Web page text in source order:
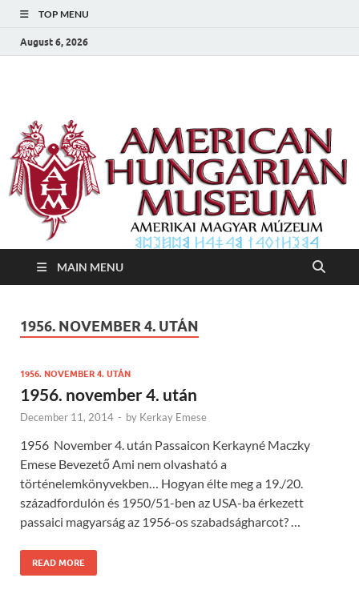
TOP MENU
August 6, 2026
Amerikai Magyar
Múzeum
MAIN MENU
1956. NOVEMBER 4. UTÁN
1956. NOVEMBER 4. UTÁN
1956. november 4. után
December 11, 2014 - by Kerkay Emese
1956 November 4. után Passaicon Kerkayné Maczky
Emese Bevezető Ami nem olvasható a
történelemkönyvekben… Hogyan élte meg a 19./20.
századfordulón és 1950/51-ben az USA-ba érkezett
passaici magyarság az 1956-os szabadságharcot? …
READ MORE